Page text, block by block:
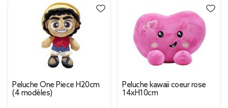
Peluche One Piece H20cm
(4 modèles)
Peluche kawaii coeur rose
14xH10cm